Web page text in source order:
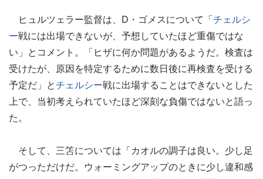
ヒュルツェラー監督は、D・ゴメスについて「チェルシ
ー戦には出場できないが、予想していたほど重傷ではな
い」とコメント。「ヒザに何か問題があるようだ。検査は
受けたが、原因を特定するために数日後に再検査を受ける
予定だ」とチェルシー戦に出場することはできないとした
上で、当初考えられていたほど深刻な負傷ではないと語っ
た。
そして、三笘については「カオルの調子は良い。少し足
がつっただけだ。ウォーミングアップのときに少し違和感